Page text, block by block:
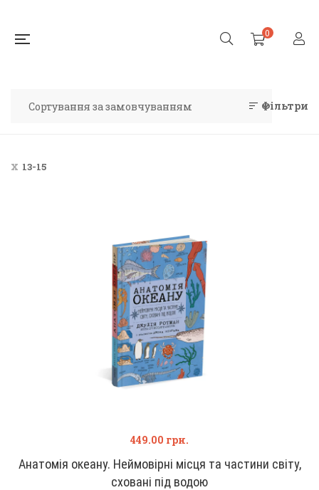
0
Фільтри
13-15
Анатомія океану. Неймовірні місця та частини світу,
сховані під водою
449.00 грн.